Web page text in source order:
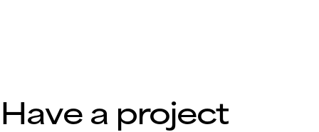
Have a project